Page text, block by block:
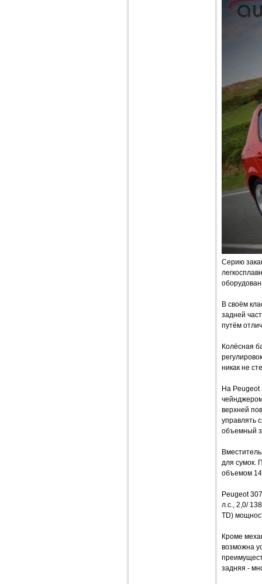
Серию
В своём
задней
путём
Колёсная
никак не
На Peugeot
верхней
управлять
объемный
для сумок.
объемом
Peugeot
л.с., 2,0/
TD)
Кроме
возможна
задняя -